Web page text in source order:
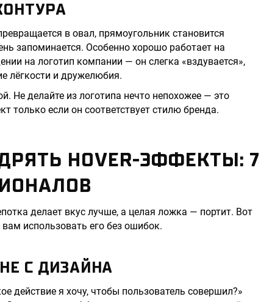
в овал, прямоугольник становится
запоминается. Особенно хорошо работает на
на логотип компании — он слегка «вздувается»,
лёгкости и дружелюбия.
Не делайте из логотипа нечто непохожее — это
только если он соответствует стилю бренда.
HOVER-ЭФФЕКТЫ: 7
делает вкус лучше, а целая ложка — портит. Вот
использовать его без ошибок.
С ДИЗАЙНА
действие я хочу, чтобы пользователь совершил?»